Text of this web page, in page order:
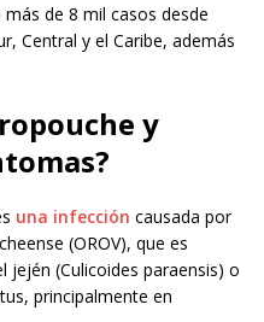
de 8 mil casos desde
Central y el Caribe, además
y
una infección causada por
(OROV), que es
(Culicoides paraensis) o
principalmente en